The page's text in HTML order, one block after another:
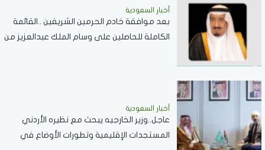
أخبار السعودية
بعد موافقة خادم الحرمين الشريفين ..القائمة
الكاملة للحاصلين على وسام الملك عبدالعزيز من
أخبار السعودية
عاجل..وزير الخارجيه يبحث مع نظيره الأردني
المستجدات الإقليمية وتطورات الأوضاع في